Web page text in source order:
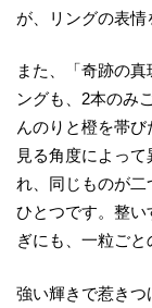
が、リングの表情
また、「奇跡の
ングも、2本のみ
んのりと橙を帯び
見る角度によっ
れ、同じものが
ひとつです。整い
ぎにも、一粒ごと
強い輝きで惹き